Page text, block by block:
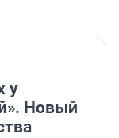
у
Новый